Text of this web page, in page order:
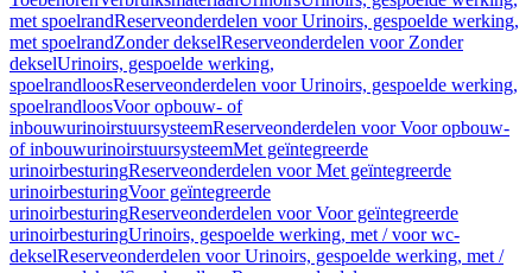
met spoelrandReserveonderdelen voor Urinoirs, gespoelde werking,
met spoelrandZonder dekselReserveonderdelen voor Zonder
dekselUrinoirs, gespoelde werking,
spoelrandloosReserveonderdelen voor Urinoirs, gespoelde werking,
spoelrandloosVoor opbouw- of
inbouwurinoirstuursysteemReserveonderdelen voor Voor opbouw-
of inbouwurinoirstuursysteemMet geïntegreerde
urinoirbesturingReserveonderdelen voor Met geïntegreerde
urinoirbesturingVoor geïntegreerde
urinoirbesturingReserveonderdelen voor Voor geïntegreerde
urinoirbesturingUrinoirs, gespoelde werking, met / voor wc-
dekselReserveonderdelen voor Urinoirs, gespoelde werking, met /